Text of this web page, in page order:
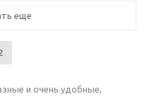
еще
и очень удобные,